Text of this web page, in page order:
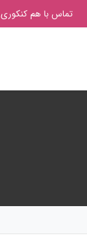
تماس با هم کنکوری